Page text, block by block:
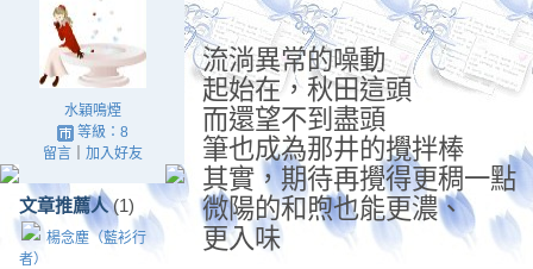
水穎鳴煙
等級：8
留言｜ 加入好友
文章推薦人(1)
楊念塵（藍衫行
者）
流淌異常的噪動
起始在，秋田這頭
而還望不到盡頭
筆也成為那井的攪拌棒
其實，期待再攪得更稠一點
微陽的和煦也能更濃、
更入味